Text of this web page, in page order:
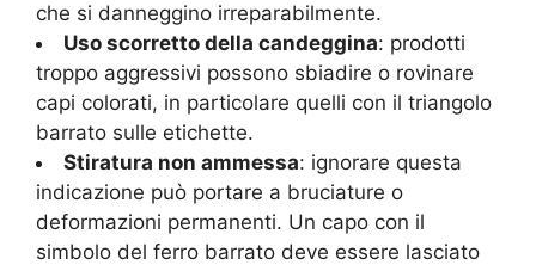
che si danneggino irreparabilmente.
Uso scorretto della candeggina: prodotti
troppo aggressivi possono sbiadire o rovinare
capi colorati, in particolare quelli con il triangolo
barrato sulle etichette.
Stiratura non ammessa: ignorare questa
indicazione può portare a bruciature o
deformazioni permanenti. Un capo con il
simbolo del ferro barrato deve essere lasciato